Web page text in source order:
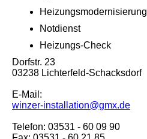
Heizungsmodernisierung
Notdienst
Heizungs-Check
Dorfstr. 23
03238 Lichterfeld-Schacksdorf
E-Mail:
winzer-installation@gmx.de
Telefon: 03531 - 60 09 90